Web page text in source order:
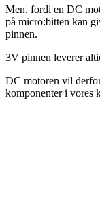
Men, fordi en DC
på micro:bitten kan
pinnen.
3V pinnen leverer
DC motoren vil
komponenter i vores